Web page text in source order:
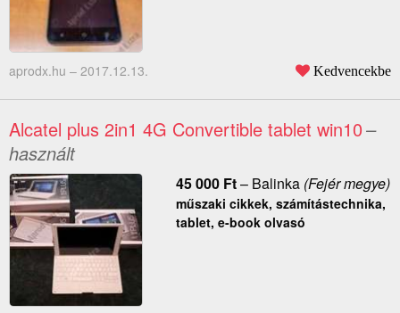
aprodx.hu – 2017.12.13. Kedvencekbe
Alcatel plus 2in1 4G Convertible tablet win10–
használt
45 000 Ft– Balinka(Fejér megye)
műszaki cikkek, számítástechnika,
tablet, e-book olvasó